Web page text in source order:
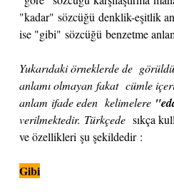
"kadar" sözcüğü denklik-eşitlik
ise "gibi" sözcüğü benzetme
Yukarıdaki örneklerde de
anlamı olmayan fakat cümle
anlam ifade eden kelimelere
verilmektedir. Türkçede sıkça
ve özellikleri şu şekildedir :
Gibi